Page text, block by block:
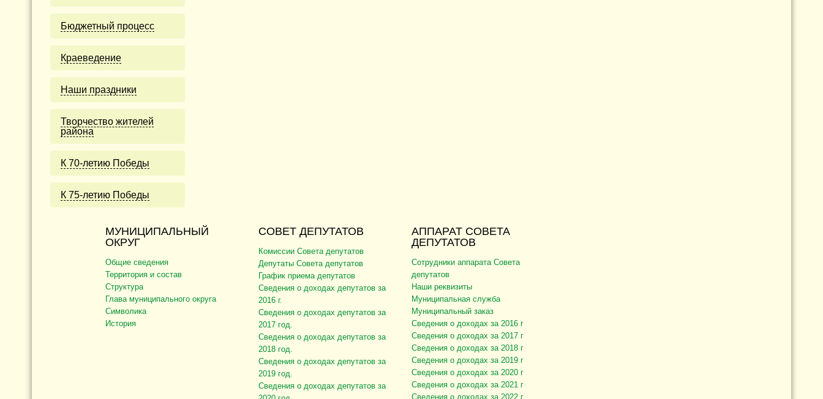
Бюджетный процесс
Краеведение
Наши праздники
Творчество жителей
района
К 70-летию Победы
К 75-летию Победы
МУНИЦИПАЛЬНЫЙ
ОКРУГ
Общие сведения
Территория и состав
Структура
Глава муниципального округа
Символика
История
СОВЕТ ДЕПУТАТОВ
Комиссии Совета депутатов
Депутаты Совета депутатов
График приема депутатов
Сведения о доходах депутатов за
2016 г.
Сведения о доходах депутатов за
2017 год.
Сведения о доходах депутатов за
2018 год.
Сведения о доходах депутатов за
2019 год.
Сведения о доходах депутатов за
АППАРАТ СОВЕТА
ДЕПУТАТОВ
Сотрудники аппарата Совета
депутатов
Наши реквизиты
Муниципальная служба
Муниципальный заказ
Сведения о доходах за 2016 г
Сведения о доходах за 2017 г
Сведения о доходах за 2018 г
Сведения о доходах за 2019 г
Сведения о доходах за 2020 г
Сведения о доходах за 2021 г
Сведения о доходах за 2022 г